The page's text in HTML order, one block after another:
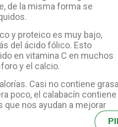
de la misma forma se
y proteico es muy bajo,
del ácido fólico. Esto
en vitamina C en muchos
y el calcio.
Casi no contiene
poco, el calabacín contiene
nos ayudan a mejorar